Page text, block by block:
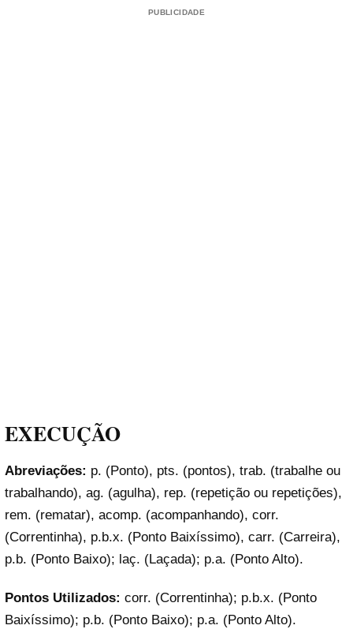
PUBLICIDADE
EXECUÇÃO
Abreviações: p. (Ponto), pts. (pontos), trab. (trabalhe ou
trabalhando), ag. (agulha), rep. (repetição ou repetições),
rem. (rematar), acomp. (acompanhando), corr.
(Correntinha), p.b.x. (Ponto Baixíssimo), carr. (Carreira),
p.b. (Ponto Baixo); laç. (Laçada); p.a. (Ponto Alto).
Pontos Utilizados: corr. (Correntinha); p.b.x. (Ponto
Baixíssimo); p.b. (Ponto Baixo); p.a. (Ponto Alto).